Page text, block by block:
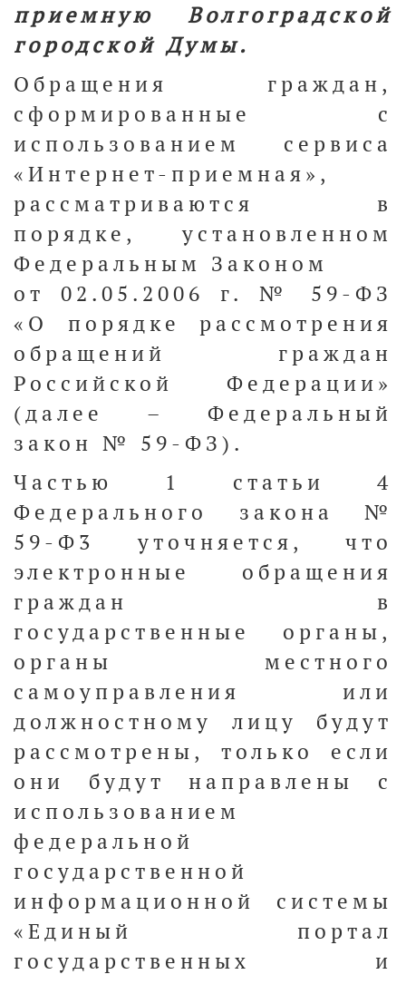
приемную Волгоградской
городской Думы.
Обращения граждан,
сформированные с
использованием сервиса
«Интернет-приемная»,
рассматриваются в
порядке, установленном
Федеральным Законом
от 02.05.2006 г. № 59-ФЗ
«О порядке рассмотрения
обращений граждан
Российской Федерации»
(далее – Федеральный
закон № 59-ФЗ).
Частью 1 статьи 4
Федерального закона №
59-Ф3 уточняется, что
электронные обращения
граждан в
государственные органы,
органы местного
самоуправления или
должностному лицу будут
рассмотрены, только если
они будут направлены с
использованием
федеральной
государственной
информационной системы
«Единый портал
государственных и